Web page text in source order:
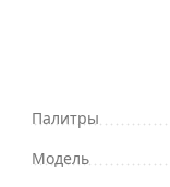
Палитры
Модель